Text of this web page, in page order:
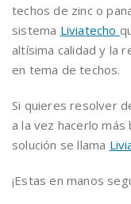
techos de zinc o
sistema Liviatecho
altísima calidad y la
en tema de techos.
Si quieres resolver
a la vez hacerlo
solución se llama
¡Estas en manos